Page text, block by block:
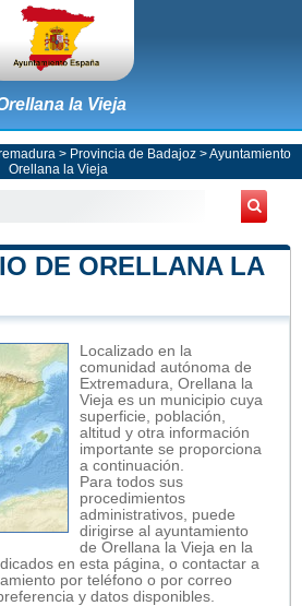
la Vieja
> Provincia de Badajoz >Ayuntamiento
Orellana la Vieja
DE ORELLANA LA
Localizado en la
comunidad autónoma de
Extremadura, Orellana la
Vieja es un municipio cuya
superficie, población,
altitud y otra información
importante se proporciona
a continuación.
Para todos sus
procedimientos
administrativos, puede
dirigirse al ayuntamiento
de Orellana la Vieja en la
en esta página, o contactar a
por teléfono o por correo
y datos disponibles.